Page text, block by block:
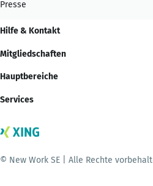
Presse
Hilfe & Kontakt
Mitgliedschaften
Hauptbereiche
Services
© New Work SE | Alle Rechte